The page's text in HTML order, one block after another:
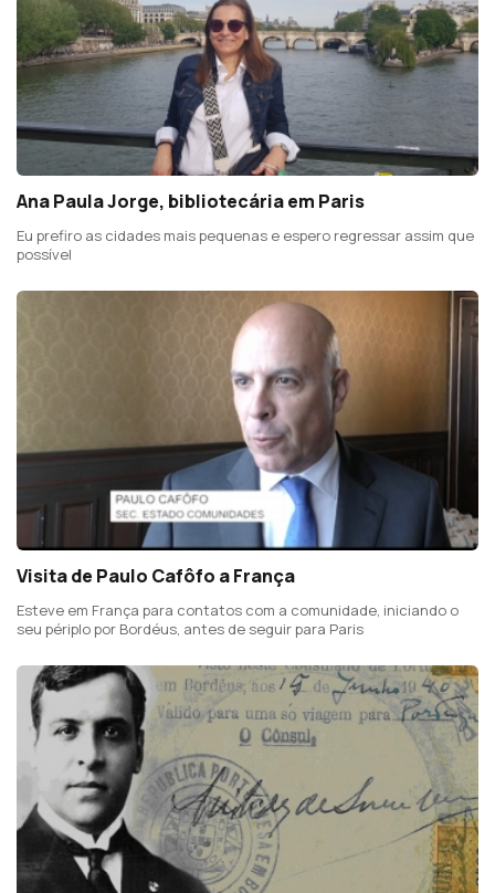
Ana Paula Jorge, bibliotecária em Paris
Eu prefiro as cidades mais pequenas e espero regressar assim que
possível
Visita de Paulo Cafôfo a França
Esteve em França para contatos com a comunidade, iniciando o
seu périplo por Bordéus, antes de seguir para Paris